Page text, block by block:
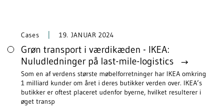
Cases 19. JANUAR 2024
Grøn transport i værdikæden - IKEA:
Nuludledninger på last-mile-logistics
Som en af verdens største møbelforretninger har IKEA omkring
1 milliard kunder om året i deres butikker verden over. IKEA’s
butikker er oftest placeret udenfor byerne, hvilket resulterer i
øget transp